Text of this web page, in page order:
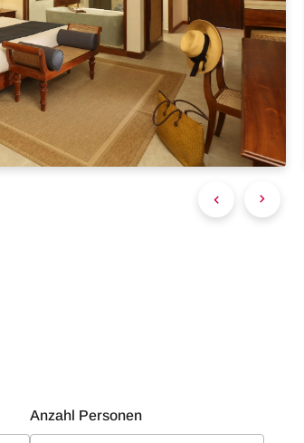
Anzahl Personen